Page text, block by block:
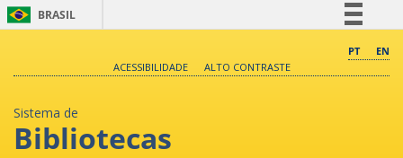
BRASIL
Comunica BR
PT
EN
ACESSIBILIDADE
ALTO CONTRASTE
Sistema de
Bibliotecas